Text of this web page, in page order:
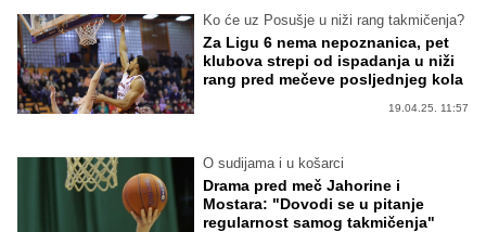
Ko će uz Posušje u niži rang takmičenja?
Za Ligu 6 nema nepoznanica, pet
klubova strepi od ispadanja u niži
rang pred mečeve posljednjeg kola
19.04.25. 11:57
O sudijama i u košarci
Drama pred meč Jahorine i
Mostara: "Dovodi se u pitanje
regularnost samog takmičenja"